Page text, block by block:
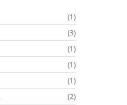
(1)
(3)
(1)
(1)
(1)
(2)